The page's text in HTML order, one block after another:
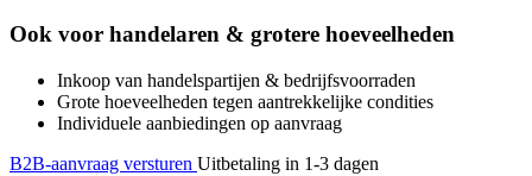
Ook voor handelaren & grotere hoeveelheden
Inkoop van handelspartijen & bedrijfsvoorraden
Grote hoeveelheden tegen aantrekkelijke condities
Individuele aanbiedingen op aanvraag
B2B-aanvraag versturen Uitbetaling in 1-3 dagen